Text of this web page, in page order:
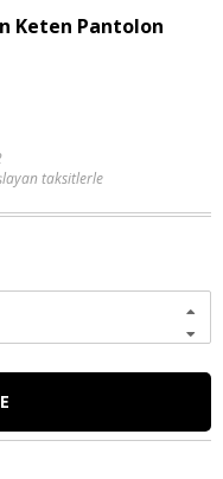
Keten Pantolon
taksitlerle